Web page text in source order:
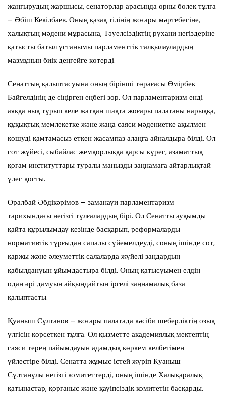
жаңғырудың жаршысы, сенаторлар арасында орны бөлек тұлға
– Әбіш Кекілбаев. Оның қазақ тілінің жоғары мәртебесіне,
халықтың мәдени мұрасына, Тәуелсіздіктің рухани негіздеріне
қатысты батыл ұстанымы парламенттік талқылаулардың
мазмұнын биік деңгейге көтерді.
Сенаттың қалыптасуына оның бірінші төрағасы Өмірбек
Байгелдінің де сіңірген еңбегі зор. Ол парламентаризм енді
аяққа нық тұрып келе жатқан шақта жоғары палатаны нарыққа,
құқықтық мемлекетке және жаңа саяси мәдениетке ақылмен
көшуді қамтамасыз еткен жасампаз алаңға айналдыра білді. Ол
сот жүйесі, сыбайлас жемқорлыққа қарсы күрес, азаматтық
қоғам институттары туралы маңызды заңнамаға айтарлықтай
үлес қосты.
Оралбай Әбдікәрімов – заманауи парламентаризм
тарихындағы негізгі тұлғалардың бірі. Ол Сенатты ауқымды
қайта құрылымдау кезінде басқарып, реформаларды
нормативтік тұрғыдан сапалы сүйемелдеуді, соның ішінде сот,
қаржы және әлеуметтік салаларда жүйелі заңдардың
қабылдануын ұйымдастыра білді. Оның қатысуымен елдің
одан әрі дамуын айқындайтын іргелі заңнамалық база
қалыптасты.
Қуаныш Сұлтанов – жоғары палатада кәсіби шеберліктің озық
үлгісін көрсеткен тұлға. Ол қызметте академиялық мектептің
саяси терең пайымдауын адамдық көркем келбетімен
үйлестіре білді. Сенатта жұмыс істей жүріп Қуаныш
Сұлтанұлы негізгі комитеттерді, оның ішінде Халықаралық
қатынастар, қорғаныс және қауіпсіздік комитетін басқарды.